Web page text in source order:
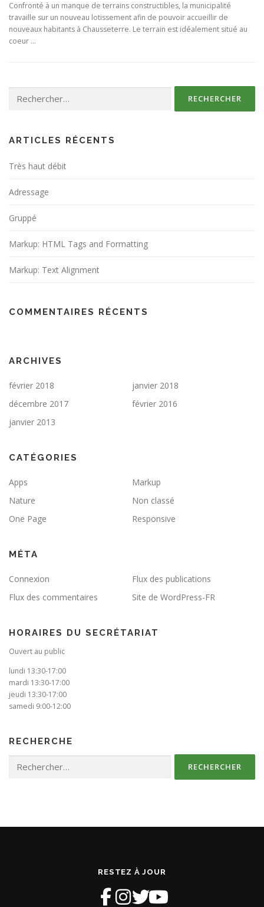
Confronté à un manque de terrains constructibles, la municipalité
travaille sur un nouveau lotissement afin de pouvoir accueillir de
nouveaux habitants à Chausseterre. Le terrain est idéalement situé au
coeur …
ARTICLES RÉCENTS
Très haut débit
Adressage
Gruppé
Markup: HTML Tags and Formatting
Markup: Text Alignment
COMMENTAIRES RÉCENTS
ARCHIVES
février 2018
janvier 2018
décembre 2017
février 2016
janvier 2013
CATÉGORIES
Apps
Markup
Nature
Non classé
One Page
Responsive
MÉTA
Connexion
Flux des publications
Flux des commentaires
Site de WordPress-FR
HORAIRES DU SECRÉTARIAT
Ouvert au public
lundi 13:30-17:00
mardi 13:30-17:00
jeudi 13:30-17:00
samedi 9:00-12:00
RECHERCHE
RESTEZ À JOUR